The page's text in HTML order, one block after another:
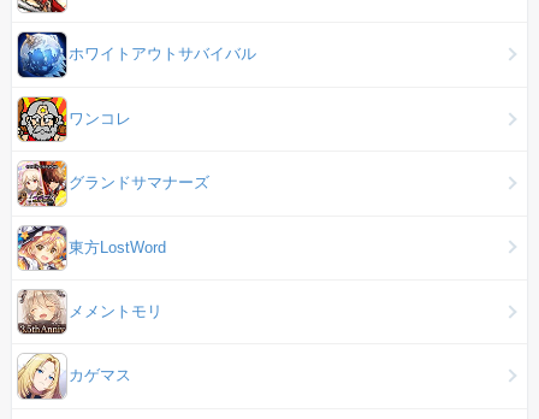
ホワイトアウトサバイバル
ワンコレ
グランドサマナーズ
東方LostWord
メメントモリ
カゲマス